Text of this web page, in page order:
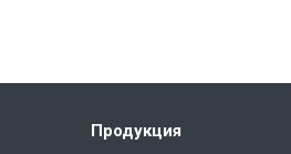
Продукция